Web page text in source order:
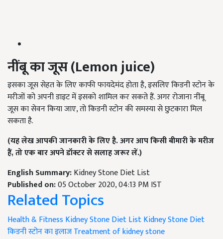
नींबू का जूस(Lemon juice)
इसका जूस सेहत के लिए काफी फायदेमंद होता है, इसलिए किडनी स्टोन के
मरीजों को अपनी डाइट में इसको शामिल कर सकते हैं. अगर रोजाना नींबू
जूस का सेवन किया जाए, तो किडनी स्टोन की समस्या से छुटकारा मिल
सकता है.
(यह लेख आपकी जानकारी के लिए है.अगर आप किसी बीमारी के मरीज
हैं, तो एक बार अपने डॉक्टर से सलाह जरूर लें.)
English Summary:Kidney Stone Diet List
Published on:05 October 2020, 04:13 PM IST
Related Topics
Health & Fitness Kidney Stone Diet ListKidney Stone Diet
किडनी स्टोन का इलाजTreatment of kidney stone